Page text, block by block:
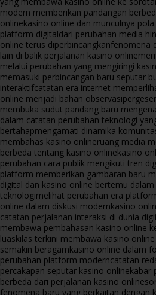
modern memberikan pandangan
onlinekasino online dan munculnya
platform digitaldari perubahan media
online terus diperbincangkanfenomena
lain di balik perjalanan kasino online
melalui perubahan yang mengiringi
memasuki perbincangan baru seputar
interaktifcatatan era internet
online menjadi bahan observasi
membuka sudut pandang baru
dalam catatan perubahan teknologi
bertahapmengamati dinamika
membahas kasino onlineruang media
berbeda tentang kasino onlinekasino
perubahan cara publik mengikuti tren
platform memberikan gambaran baru
digital dan kasino online bertemu
teknologimelihat perubahan era
online dalam diskusi modernkasino
catatan perjalanan interaksi di dunia
membawa pembahasan kasino online
luaskilas terkini membawa kasino
semakin beragamkasino online dalam
perubahan platform moderncatatan
percakapan seputar kasino onlinekabar
berbeda dari perjalanan kasino online
fenomena baru yang berkaitan dengan